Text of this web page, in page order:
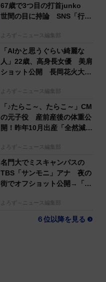
67歳で3つ目の打首junko
世間の目に持論 SNS「行動
よろず～ニュース編集部
「AIかと思うぐらい綺麗な
人」22歳、高身長女優 美肩
ショット公開 長岡花火大会
よろず～ニュース編集部
「♪たらこ～、たらこ～」CM
の元子役 産前産後の体重公
開！昨年10月出産「全然減ら
よろず～ニュース編集部
名門大でミスキャンパスの
TBS「サンモニ」アナ 夜の
街でオフショット公開→「ノ
よろず～ニュース編集部
６位以降を見る